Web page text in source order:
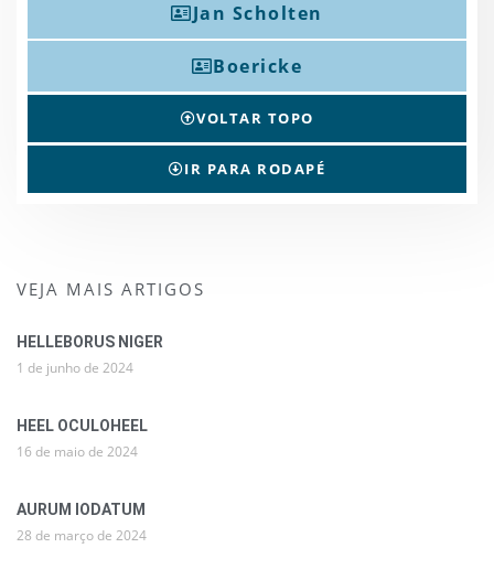
Jan Scholten
Boericke
VOLTAR TOPO
IR PARA RODAPÉ
VEJA MAIS ARTIGOS
HELLEBORUS NIGER
1 de junho de 2024
HEEL OCULOHEEL
16 de maio de 2024
AURUM IODATUM
28 de março de 2024